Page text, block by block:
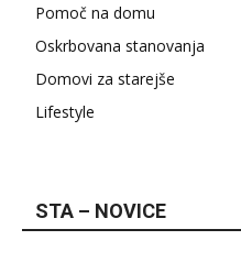
Pomoč na domu
Oskrbovana stanovanja
Domovi za starejše
Lifestyle
STA – NOVICE